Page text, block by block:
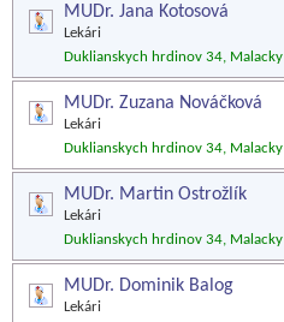
MUDr. Jana Kotosová
Lekári
Duklianskych hrdinov 34, Malacky
MUDr. Zuzana Nováčková
Lekári
Duklianskych hrdinov 34, Malacky
MUDr. Martin Ostrožlík
Lekári
Duklianskych hrdinov 34, Malacky
MUDr. Dominik Balog
Lekári